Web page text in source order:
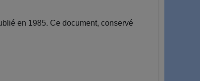
en 1985. Ce document, conservé